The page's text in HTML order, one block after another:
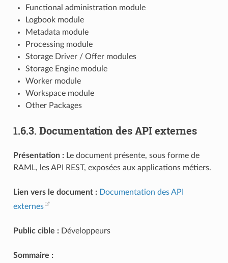
Functional administration module
Logbook module
Metadata module
Processing module
Storage Driver / Offer modules
Storage Engine module
Worker module
Workspace module
Other Packages
1.6.3. Documentation des API externes
Présentation :Le document présente, sous forme de
RAML, les API REST, exposées aux applications métiers.
Lien vers le document : Documentation des API
externes
Public cible :Développeurs
Sommaire :